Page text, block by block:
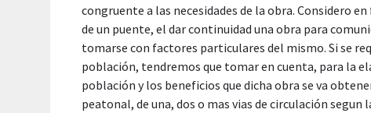
congruente a las necesidades de la obra. Considero
de un puente, el dar continuidad una obra para
tomarse con factores particulares del mismo. Si se
población, tendremos que tomar en cuenta, para la
población y los beneficios que dicha obra se va
peatonal, de una, dos o mas vias de circulación segun